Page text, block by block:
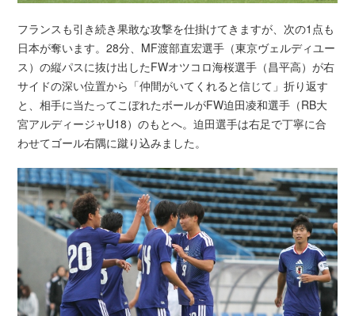
フランスも引き続き果敢な攻撃を仕掛けてきますが、次の1点も
日本が奪います。28分、MF渡部直宏選手（東京ヴェルディユー
ス）の縦パスに抜け出したFWオツコロ海桜選手（昌平高）が右
サイドの深い位置から「仲間がいてくれると信じて」折り返す
と、相手に当たってこぼれたボールがFW迫田凌和選手（RB大
宮アルディージャU18）のもとへ。迫田選手は右足で丁寧に合
わせてゴール右隅に蹴り込みました。